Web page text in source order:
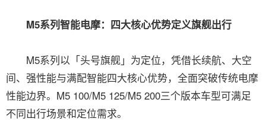
M5系列智能电摩：四大核心优势定义旗舰出行
M5系列以「头号旗舰」为定位，凭借长续航、大空
间、强性能与满配智能四大核心优势，全面突破传统电摩
性能边界。M5 100/M5 125/M5 200三个版本车型可满足
不同出行场景和定位需求。